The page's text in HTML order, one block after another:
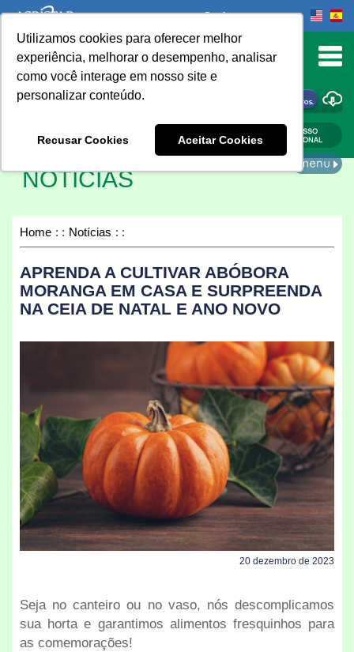
Utilizamos cookies para oferecer melhor
experiência, melhorar o desempenho, analisar
como você interage em nosso site e
personalizar conteúdo.
Recusar Cookies Aceitar Cookies
to Content
Onde comprar
ONDE COMPRAR
NOTÍCIAS
Home Notícias
APRENDA A CULTIVAR ABÓBORA
MORANGA EM CASA E SURPREENDA
NA CEIA DE NATAL E ANO NOVO
20 dezembro de 2023
Seja no canteiro ou no vaso, nós descomplicamos
sua horta e garantimos alimentos fresquinhos para
as comemorações!